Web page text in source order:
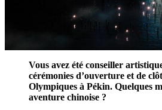
Vous avez été conseiller
cérémonies d’ouverture et de
Olympiques à Pékin. Quelques
aventure chinoise ?